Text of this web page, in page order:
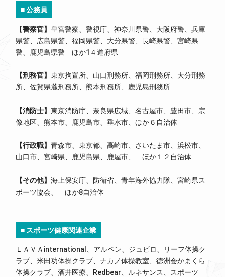
■ 公務員
【警察官】 皇宮警察、警視庁、神奈川県警、大阪府警、兵庫
県警、広島県警、福岡県警、大分県警、長崎県警、宮崎県
警、鹿児島県警 ほか1４道府県
【刑務官】東京拘置所、山口刑務所、福岡刑務所、大分刑務
所、佐賀県麓刑務所、熊本刑務所、鹿児島刑務所
【消防士】東京消防庁、奈良県広域、名古屋市、豊田市、宗
像地区、熊本市、鹿児島市、垂水市、ほか６自治体
【行政職】青森市、東京都、高崎市、さいたま市、浜松市、
山口市、宮崎県、鹿児島県、鹿屋市、 ほか１２自治体
【その他】海上保安庁、防衛省、青年海外協力隊、宮崎県ス
ポーツ協会、 ほか8自治体
■ スポーツ健康関連企業
ＬＡＶＡinternational、アルペン、ジュビロ、リーフ体操ク
ラブ、米田功体操クラブ、ナカノ体操教室、徳洲会かまくら
体操クラブ、酒井医療、Redbear、ルネサンス、スポーツ